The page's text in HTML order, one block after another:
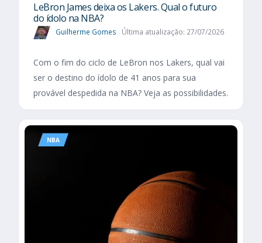
LeBron James deixa os Lakers. Qual o futuro
do ídolo na NBA?
Guilherme Gomes Última atualização: 27/07/2026
Com o fim do ciclo de LeBron nos Lakers, qual vai
ser o destino do ídolo de 41 anos para sua
provável despedida na NBA? Veja as possibilidades.
NBA